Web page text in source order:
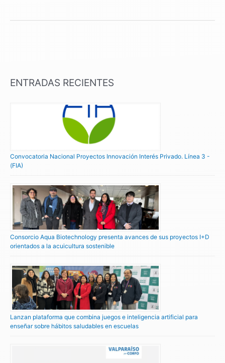
ENTRADAS RECIENTES
Convocatoria Nacional Proyectos Innovación Interés Privado. Línea 3 -
(FIA)
Consorcio Aqua Biotechnology presenta avances de sus proyectos I+D
orientados a la acuicultura sostenible
Lanzan plataforma que combina juegos e inteligencia artificial para
enseñar sobre hábitos saludables en escuelas